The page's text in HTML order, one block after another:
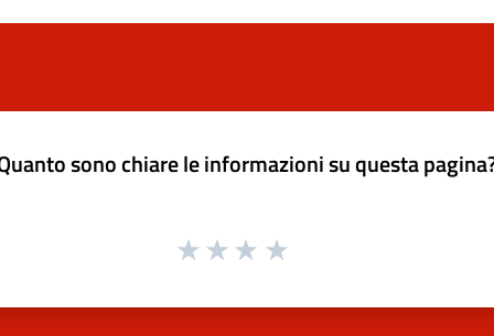
sono chiare le informazioni su questa